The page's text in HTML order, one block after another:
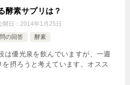
酵素サプリは？
開日： 2014年1月25日
の回答 酵素
は優光泉を飲んでいますが、一週
摂ろうと考えています。オスス